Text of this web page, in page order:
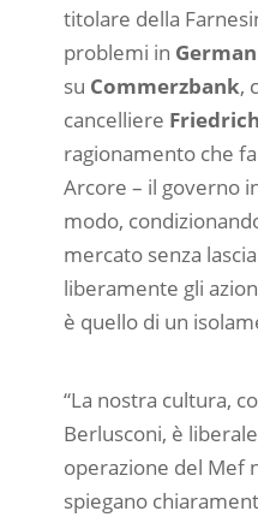
titolare della
problemi in
su Commerzbank,
cancelliere
ragionamento che
Arcore – il governo
modo,
mercato senza
liberamente gli
è quello di un
“La nostra cultura,
Berlusconi, è
operazione del Mef
spiegano